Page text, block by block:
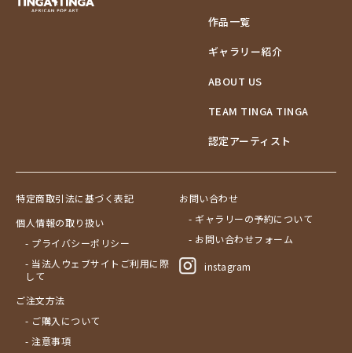
作品一覧
ギャラリー紹介
ABOUT US
TEAM TINGA TINGA
認定アーティスト
特定商取引法に基づく表記
個人情報の取り扱い
- プライバシーポリシー
- 当法人ウェブサイトご利用に際
して
ご注文方法
- ご購入について
- 注意事項
お問い合わせ
- ギャラリーの予約について
- お問い合わせフォーム
instagram